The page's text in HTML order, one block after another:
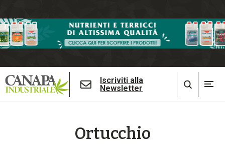
Iscriviti alla
Newsletter
Ortucchio